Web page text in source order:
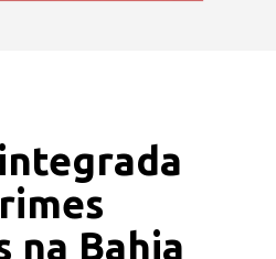
na Bahia